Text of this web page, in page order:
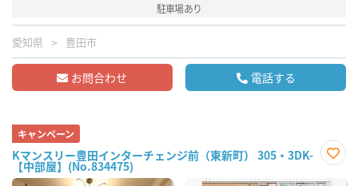
駐車場あり
愛知県 豊田市
お問合わせ 電話する
キャンペーン
Kマンスリー豊田インターチェンジ前（東新町） 305・3DK-
【中部屋】(No.834475)
に入